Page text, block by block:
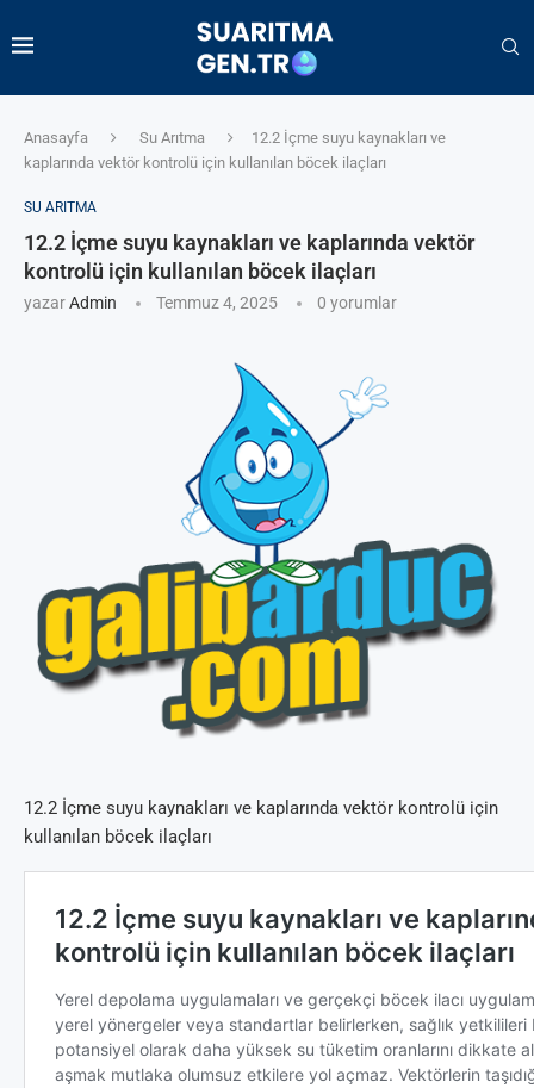
Anasayfa Su Arıtma
12.2 İçme suyu kaynakları ve
kaplarında vektör kontrolü için kullanılan böcek ilaçları
SU ARITMA
12.2 İçme suyu kaynakları ve kaplarında vektör
kontrolü için kullanılan böcek ilaçları
yazarAdmin Temmuz 4, 2025 0 yorumlar
12.2 İçme suyu kaynakları ve kaplarında vektör kontrolü için
kullanılan böcek ilaçları